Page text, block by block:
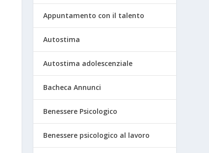
Appuntamento con il talento
Autostima
Autostima adolescenziale
Bacheca Annunci
Benessere Psicologico
Benessere psicologico al lavoro